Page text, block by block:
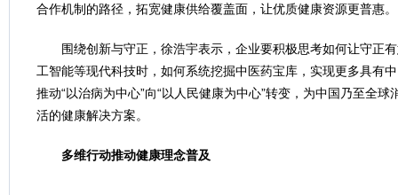
合作机制的路径，拓宽健康供给覆盖面，让优质健康资源更普惠。
围绕创新与守正，徐浩宇表示，企业要积极思考如何让守正
工智能等现代科技时，如何系统挖掘中医药宝库，实现更多具有
推动“以治病为中心”向“以人民健康为中心”转变，为中国乃至全
活的健康解决方案。
多维行动推动健康理念普及